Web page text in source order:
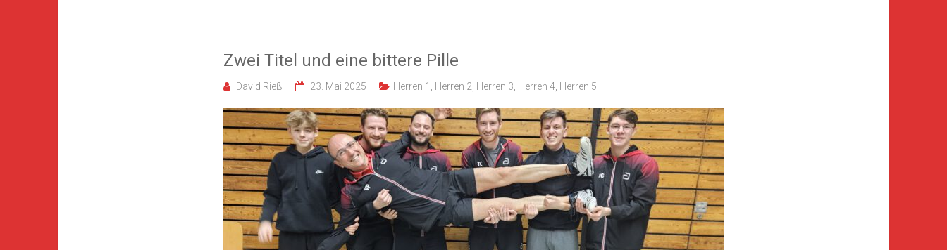
Zwei Titel und eine bittere Pille
David Rieß 23. Mai 2025 Herren 1 Herren 2 Herren 3 Herren 4 Herren 5